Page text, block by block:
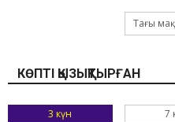
Тағы
КӨПТІ ҚЫЗЫҚТЫРҒАН
3 күн 7